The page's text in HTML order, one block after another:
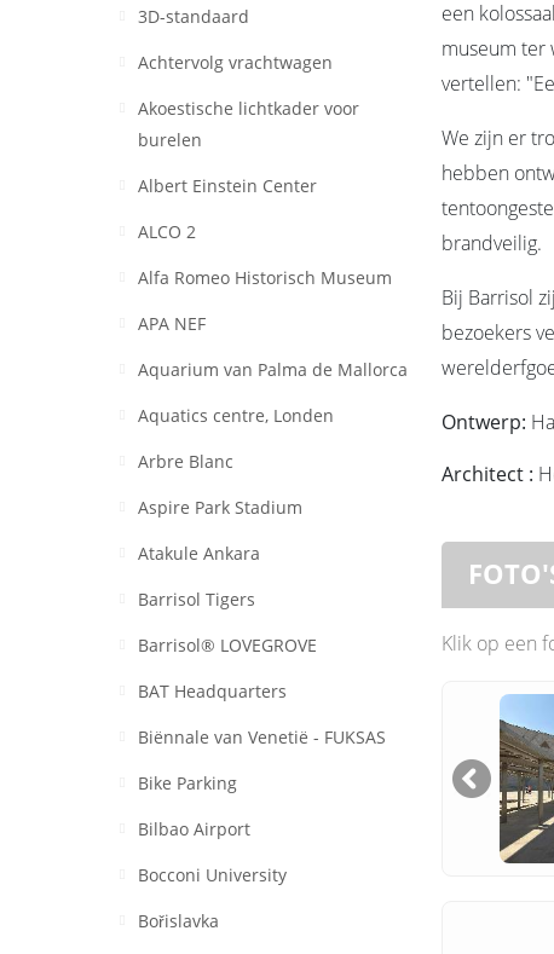
3D-standaard
Achtervolg vrachtwagen
Akoestische lichtkader voor
burelen
Albert Einstein Center
ALCO 2
Alfa Romeo Historisch Museum
APA NEF
Aquarium van Palma de Mallorca
Aquatics centre, Londen
Arbre Blanc
Aspire Park Stadium
Atakule Ankara
Barrisol Tigers
Barrisol® LOVEGROVE
BAT Headquarters
Biënnale van Venetië - FUKSAS
Bike Parking
Bilbao Airport
Bocconi University
Bořislavka
een
museum ter
vertellen:
We zijn er
hebben
brandveilig.
Bij Barrisol
bezoekers
Ontwerp:
Architect :
Klik op een